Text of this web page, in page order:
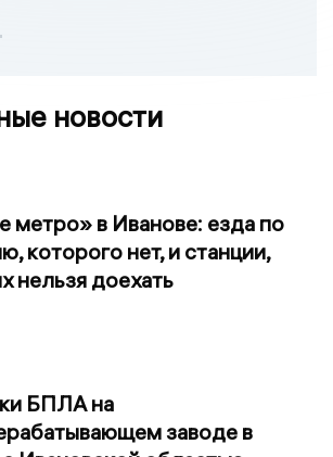
новости
метро» в Иванове: езда по
которого нет, и станции,
нельзя доехать
БПЛА на
заводе в